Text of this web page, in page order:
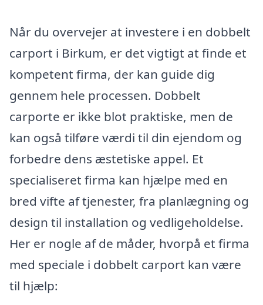
Når du overvejer at investere i en dobbelt
carport i Birkum, er det vigtigt at finde et
kompetent firma, der kan guide dig
gennem hele processen. Dobbelt
carporte er ikke blot praktiske, men de
kan også tilføre værdi til din ejendom og
forbedre dens æstetiske appel. Et
specialiseret firma kan hjælpe med en
bred vifte af tjenester, fra planlægning og
design til installation og vedligeholdelse.
Her er nogle af de måder, hvorpå et firma
med speciale i dobbelt carport kan være
til hjælp: